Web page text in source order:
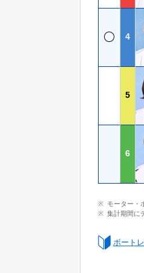
4
5
6
モーター・
集計期間に
ボート